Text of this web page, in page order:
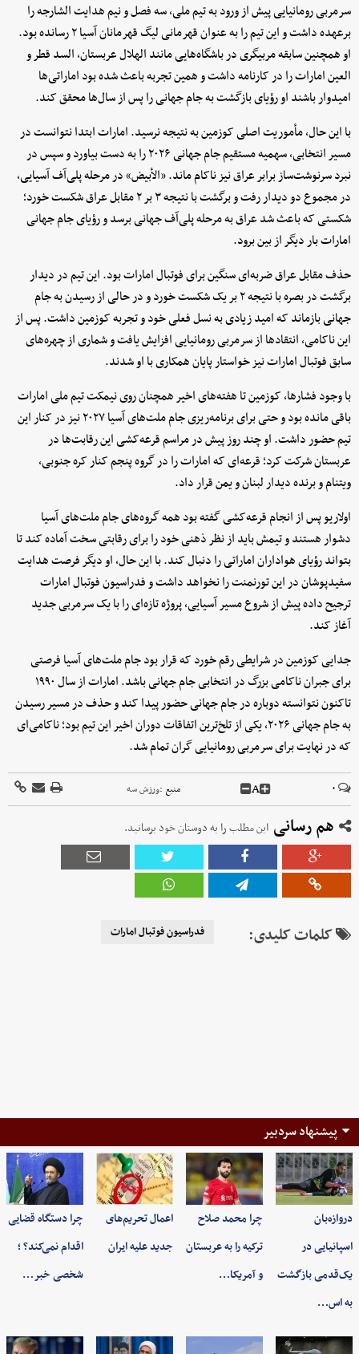
سرمربی رومانیایی پیش از ورود به تیم ملی، سه فصل و نیم هدایت الشارجه را
برعهده داشت و این تیم را به عنوان قهرمانی لیگ قهرمانان آسیا ۲ رسانده بود.
او همچنین سابقه مربیگری در باشگاه‌هایی مانند الهلال عربستان، السد قطر و
العین امارات را در کارنامه داشت و همین تجربه باعث شده بود اماراتی‌ها
امیدوار باشند او رؤیای بازگشت به جام جهانی را پس از سال‌ها محقق کند.
با این حال، مأموریت اصلی کوزمین به نتیجه نرسید. امارات ابتدا نتوانست در
مسیر انتخابی، سهمیه مستقیم جام جهانی ۲۰۲۶ را به دست بیاورد و سپس در
نبرد سرنوشت‌ساز برابر عراق نیز ناکام ماند. «الأبیض» در مرحله پلی‌آف آسیایی،
در مجموع دو دیدار رفت و برگشت با نتیجه ۳ بر ۲ مقابل عراق شکست خورد؛
شکستی که باعث شد عراق به مرحله پلی‌آف جهانی برسد و رؤیای جام جهانی
امارات بار دیگر از بین برود.
حذف مقابل عراق ضربه‌ای سنگین برای فوتبال امارات بود. این تیم در دیدار
برگشت در بصره با نتیجه ۲ بر یک شکست خورد و در حالی از رسیدن به جام
جهانی بازماند که امید زیادی به نسل فعلی خود و تجربه کوزمین داشت. پس از
این ناکامی، انتقادها از سرمربی رومانیایی افزایش یافت و شماری از چهره‌های
سابق فوتبال امارات نیز خواستار پایان همکاری با او شدند.
با وجود فشارها، کوزمین تا هفته‌های اخیر همچنان روی نیمکت تیم ملی امارات
باقی مانده بود و حتی برای برنامه‌ریزی جام ملت‌های آسیا ۲۰۲۷ نیز در کنار این
تیم حضور داشت. او چند روز پیش در مراسم قرعه‌کشی این رقابت‌ها در
عربستان شرکت کرد؛ قرعه‌ای که امارات را در گروه پنجم کنار کره جنوبی،
ویتنام و برنده دیدار لبنان و یمن قرار داد.
اولاریو پس از انجام قرعه‌کشی گفته بود همه گروه‌های جام ملت‌های آسیا
دشوار هستند و تیمش باید از نظر ذهنی خود را برای رقابتی سخت آماده کند تا
بتواند رؤیای هواداران اماراتی را دنبال کند. با این حال، او دیگر فرصت هدایت
سفیدپوشان در این تورنمنت را نخواهد داشت و فدراسیون فوتبال امارات
ترجیح داده پیش از شروع مسیر آسیایی، پروژه تازه‌ای را با یک سرمربی جدید
آغاز کند.
جدایی کوزمین در شرایطی رقم خورد که قرار بود جام ملت‌های آسیا فرصتی
برای جبران ناکامی بزرگ در انتخابی جام جهانی باشد. امارات از سال ۱۹۹۰
تاکنون نتوانسته دوباره در جام جهانی حضور پیدا کند و حذف در مسیر رسیدن
به جام جهانی ۲۰۲۶، یکی از تلخ‌ترین اتفاقات دوران اخیر این تیم بود؛ ناکامی‌ای
که در نهایت برای سرمربی رومانیایی گران تمام شد.
۰ A منبع :ورزش سه
هم رسانی این مطلب را به دوستان خود برسانید.
کلمات کلیدی: فدراسیون فوتبال امارات
پیشنهاد سردبیر
دروازه‌بان
اسپانیایی در
یک‌قدمی بازگشت
به اس…
چرا محمد صلاح
ترکیه را به عربستان
و آمریکا…
اعمال تحریم‌های
جدید علیه ایران
چرا دستگاه قضایی
اقدام نمی‌کند؟ ؛
شخصی خبر…